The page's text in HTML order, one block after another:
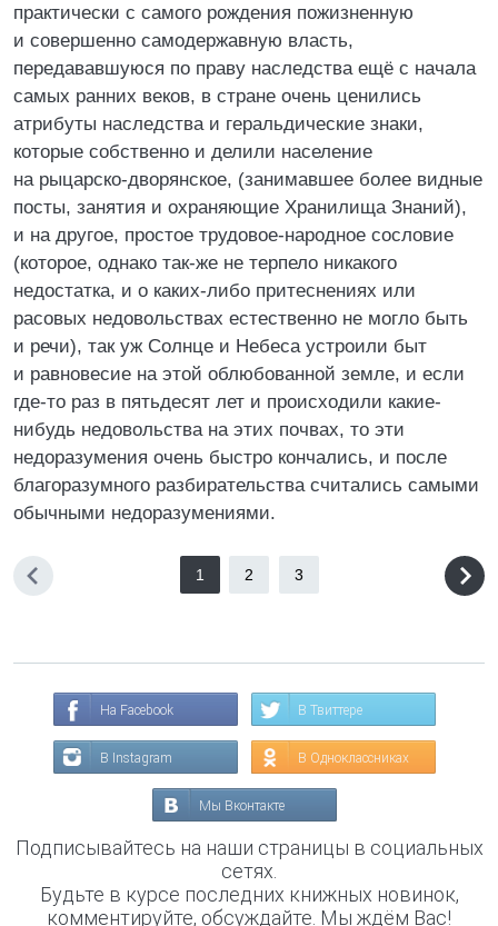
практически с самого рождения пожизненную
и совершенно самодержавную власть,
передававшуюся по праву наследства ещё с начала
самых ранних веков, в стране очень ценились
атрибуты наследства и геральдические знаки,
которые собственно и делили население
на рыцарско-дворянское, (занимавшее более видные
посты, занятия и охраняющие Хранилища Знаний),
и на другое, простое трудовое-народное сословие
(которое, однако так-же не терпело никакого
недостатка, и о каких-либо притеснениях или
расовых недовольствах естественно не могло быть
и речи), так уж Солнце и Небеса устроили быт
и равновесие на этой облюбованной земле, и если
где-то раз в пятьдесят лет и происходили какие-
нибудь недовольства на этих почвах, то эти
недоразумения очень быстро кончались, и после
благоразумного разбирательства считались самыми
обычными недоразумениями.
1 2 3
На Facebook В Твиттере
В Instagram В Одноклассниках
Мы Вконтакте
Подписывайтесь на наши страницы в социальных
сетях.
Будьте в курсе последних книжных новинок,
комментируйте, обсуждайте. Мы ждём Вас!